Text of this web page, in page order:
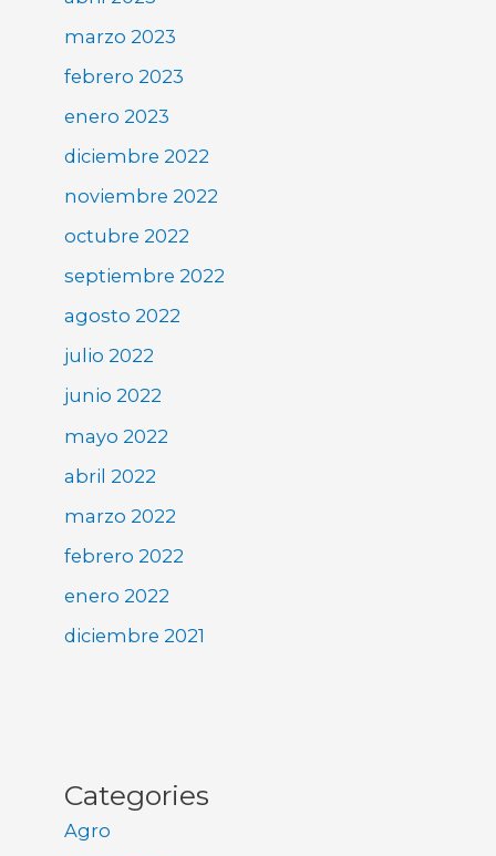
marzo 2023
febrero 2023
enero 2023
diciembre 2022
noviembre 2022
octubre 2022
septiembre 2022
agosto 2022
julio 2022
junio 2022
mayo 2022
abril 2022
marzo 2022
febrero 2022
enero 2022
diciembre 2021
Categories
Agro